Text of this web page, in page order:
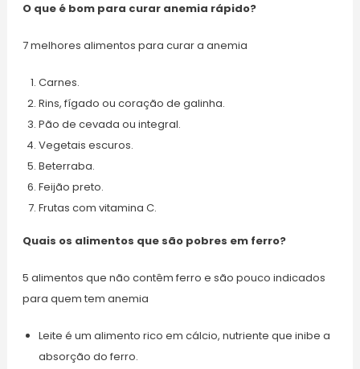
O que é bom para curar anemia rápido?
7 melhores alimentos para curar a anemia
Carnes.
Rins, fígado ou coração de galinha.
Pão de cevada ou integral.
Vegetais escuros.
Beterraba.
Feijão preto.
Frutas com vitamina C.
Quais os alimentos que são pobres em ferro?
5 alimentos que não contêm ferro e são pouco indicados
para quem tem anemia
Leite é um alimento rico em cálcio, nutriente que inibe a
absorção do ferro.